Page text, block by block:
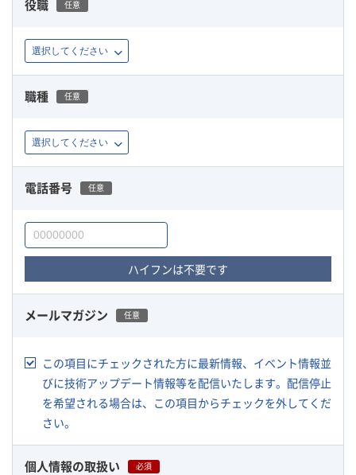
役職 任意
職種 任意
電話番号 任意
ハイフンは不要です
メールマガジン 任意
この項目にチェックされた方に最新情報、イベント情報並
びに技術アップデート情報等を配信いたします。配信停止
を希望される場合は、この項目からチェックを外してくだ
さい。
個人情報の取扱い 必須